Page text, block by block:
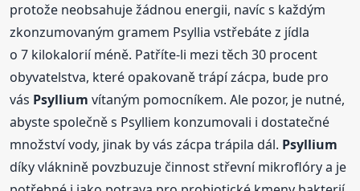
protože neobsahuje žádnou energii, navíc s každým
zkonzumovaným gramem Psyllia vstřebáte z jídla
o 7 kilokalorií méně. Patříte-li mezi těch 30 procent
obyvatelstva, které opakovaně trápí zácpa, bude pro
vás Psyllium vítaným pomocníkem. Ale pozor, je nutné,
abyste společně s Psylliem konzumovali i dostatečné
množství vody, jinak by vás zácpa trápila dál. Psyllium
díky vláknině povzbuzuje činnost střevní mikroflóry a je